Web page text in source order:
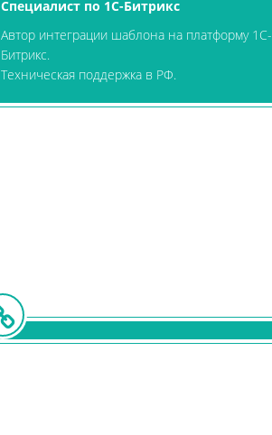
Специалист по 1С-Битрикс
Автор интеграции шаблона на платформу 1С-
Битрикс.
Техническая поддержка в РФ.